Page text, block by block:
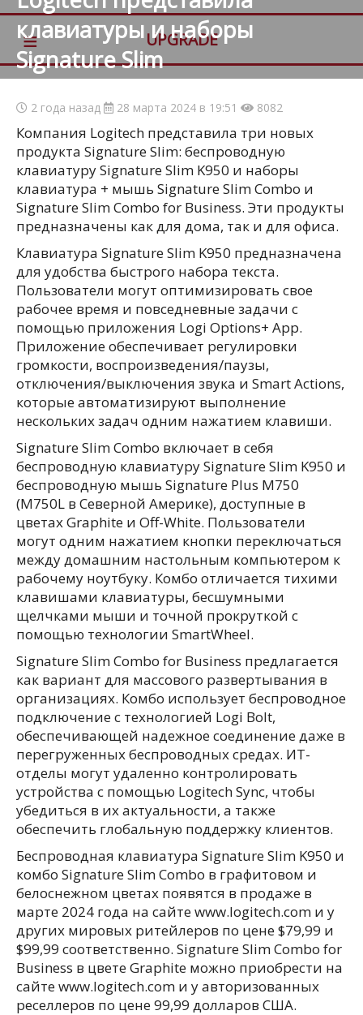
≡ UPGRADE
клавиатуры и наборы
Signature Slim
2 года назад 28 марта 2024 в 19:51 8082
Компания Logitech представила три новых
продукта Signature Slim: беспроводную
клавиатуру Signature Slim K950 и наборы
клавиатура + мышь Signature Slim Combo и
Signature Slim Combo for Business. Эти продукты
предназначены как для дома, так и для офиса.
Клавиатура Signature Slim K950 предназначена
для удобства быстрого набора текста.
Пользователи могут оптимизировать свое
рабочее время и повседневные задачи с
помощью приложения Logi Options+ App.
Приложение обеспечивает регулировки
громкости, воспроизведения/паузы,
отключения/выключения звука и Smart Actions,
которые автоматизируют выполнение
нескольких задач одним нажатием клавиши.
Signature Slim Combo включает в себя
беспроводную клавиатуру Signature Slim K950 и
беспроводную мышь Signature Plus M750
(M750L в Северной Америке), доступные в
цветах Graphite и Off-White. Пользователи
могут одним нажатием кнопки переключаться
между домашним настольным компьютером к
рабочему ноутбуку. Комбо отличается тихими
клавишами клавиатуры, бесшумными
щелчками мыши и точной прокруткой с
помощью технологии SmartWheel.
Signature Slim Combo for Business предлагается
как вариант для массового развертывания в
организациях. Комбо использует беспроводное
подключение с технологией Logi Bolt,
обеспечивающей надежное соединение даже в
перегруженных беспроводных средах. ИТ-
отделы могут удаленно контролировать
устройства с помощью Logitech Sync, чтобы
убедиться в их актуальности, а также
обеспечить глобальную поддержку клиентов.
Беспроводная клавиатура Signature Slim K950 и
комбо Signature Slim Combo в графитовом и
белоснежном цветах появятся в продаже в
марте 2024 года на сайте www.logitech.com и у
других мировых ритейлеров по цене $79,99 и
$99,99 соответственно. Signature Slim Combo for
Business в цвете Graphite можно приобрести на
сайте www.logitech.com и у авторизованных
реселлеров по цене 99,99 долларов США.